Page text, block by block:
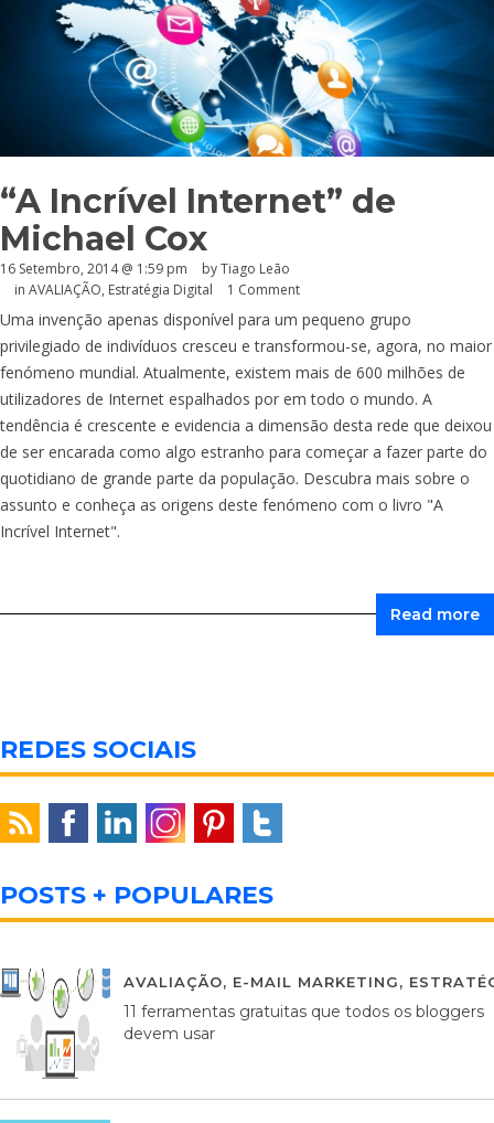
“A Incrível Internet” de
Michael Cox
16 Setembro, 2014 @ 1:59 pm
by Tiago Leão
in AVALIAÇÃO, Estratégia Digital 1 Comment
Uma invenção apenas disponível para um pequeno grupo
privilegiado de indivíduos cresceu e transformou-se, agora, no maior
fenómeno mundial. Atualmente, existem mais de 600 milhões de
utilizadores de Internet espalhados por em todo o mundo. A
tendência é crescente e evidencia a dimensão desta rede que deixou
de ser encarada como algo estranho para começar a fazer parte do
quotidiano de grande parte da população. Descubra mais sobre o
assunto e conheça as origens deste fenómeno com o livro "A
Incrível Internet".
Read more
REDES SOCIAIS
POSTS + POPULARES
AVALIAÇÃO, E-MAIL MARKETING,
11 ferramentas gratuitas que todos os bloggers
devem usar